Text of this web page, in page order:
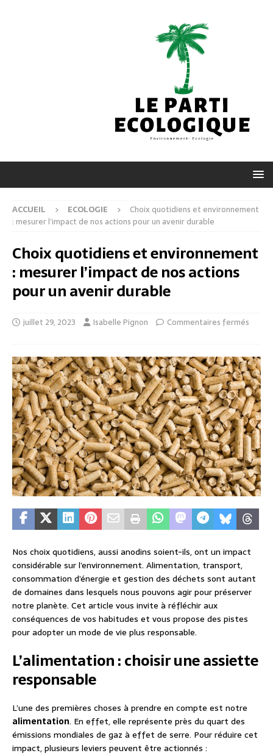
ACCUEIL ECOLOGIE
Choix quotidiens et environnement
: mesurer l’impact de nos actions pour un avenir durable
Choix quotidiens et environnement
: mesurer l’impact de nos actions
pour un avenir durable
juillet 29, 2023 Isabelle Pignon Commentaires fermés
Nos choix quotidiens, aussi anodins soient-ils, ont un impact
considérable sur l’environnement. Alimentation, transport,
consommation d’énergie et gestion des déchets sont autant
de domaines dans lesquels nous pouvons agir pour préserver
notre planète. Cet article vous invite à réfléchir aux
conséquences de vos habitudes et vous propose des pistes
pour adopter un mode de vie plus responsable.
L’alimentation : choisir une assiette
responsable
L’une des premières choses à prendre en compte est notre
alimentation. En effet, elle représente près du quart des
émissions mondiales de gaz à effet de serre. Pour réduire cet
impact, plusieurs leviers peuvent être actionnés :